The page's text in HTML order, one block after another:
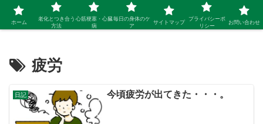
シニア 新しい人生を開拓するブログ
疲労
日記 今頃疲労が出てきた・・・。
ホーム
老化とつき合う
方法
心筋梗塞・心臓
病
毎日の身体のケ
ア
サイトマップ
プライバシーポ
リシー
お問い合わせ